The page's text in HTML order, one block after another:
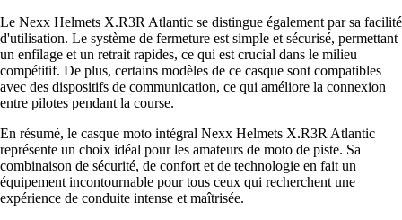
Le Nexx Helmets X.R3R Atlantic se distingue également par sa facilité
d'utilisation. Le système de fermeture est simple et sécurisé, permettant
un enfilage et un retrait rapides, ce qui est crucial dans le milieu
compétitif. De plus, certains modèles de ce casque sont compatibles
avec des dispositifs de communication, ce qui améliore la connexion
entre pilotes pendant la course.
En résumé, le casque moto intégral Nexx Helmets X.R3R Atlantic
représente un choix idéal pour les amateurs de moto de piste. Sa
combinaison de sécurité, de confort et de technologie en fait un
équipement incontournable pour tous ceux qui recherchent une
expérience de conduite intense et maîtrisée.